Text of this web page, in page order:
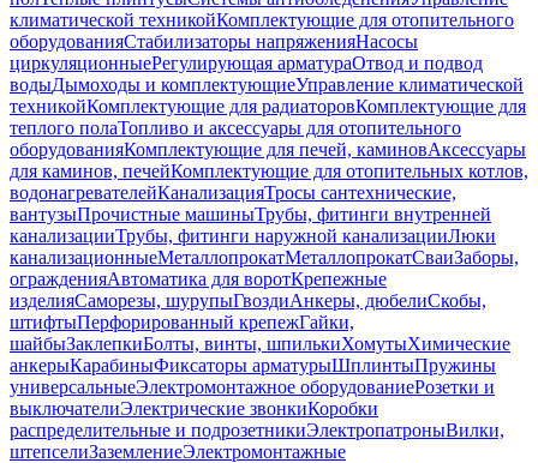
климатической техникойКомплектующие для отопительного
оборудованияСтабилизаторы напряженияНасосы
циркуляционныеРегулирующая арматураОтвод и подвод
водыДымоходы и комплектующиеУправление климатической
техникойКомплектующие для радиаторовКомплектующие для
теплого полаТопливо и аксессуары для отопительного
оборудованияКомплектующие для печей, каминовАксессуары
для каминов, печейКомплектующие для отопительных котлов,
водонагревателейКанализацияТросы сантехнические,
вантузыПрочистные машиныТрубы, фитинги внутренней
канализацииТрубы, фитинги наружной канализацииЛюки
канализационныеМеталлопрокатМеталлопрокатСваиЗаборы,
огражденияАвтоматика для воротКрепежные
изделияСаморезы, шурупыГвоздиАнкеры, дюбелиСкобы,
штифтыПерфорированный крепежГайки,
шайбыЗаклепкиБолты, винты, шпилькиХомутыХимические
анкерыКарабиныФиксаторы арматурыШплинтыПружины
универсальныеЭлектромонтажное оборудованиеРозетки и
выключателиЭлектрические звонкиКоробки
распределительные и подрозетникиЭлектропатроныВилки,
штепселиЗаземлениеЭлектромонтажные